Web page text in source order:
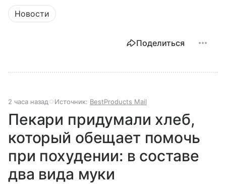
Новости
Поделиться
2 часа назад Источник: BestProducts Mail
Пекари придумали хлеб,
который обещает помочь
при похудении: в составе
два вида муки